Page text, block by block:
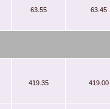
63.55 63.45
419.35 419.00